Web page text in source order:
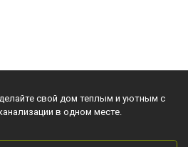
свой дом теплым и уютным с
в одном месте.